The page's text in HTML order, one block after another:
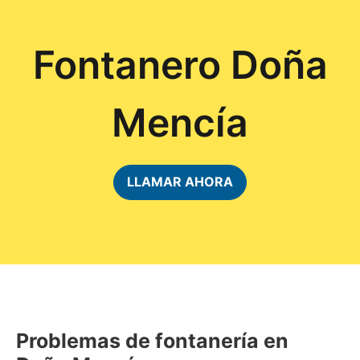
Fontanero Doña
Mencía
LLAMAR AHORA
Problemas de fontanería en